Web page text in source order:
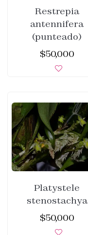
Restrepia
antennifera
(punteado)
$50,000
Platystele
stenostachya
$50,000